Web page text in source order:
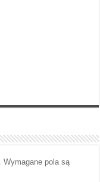
Wymagane pola są